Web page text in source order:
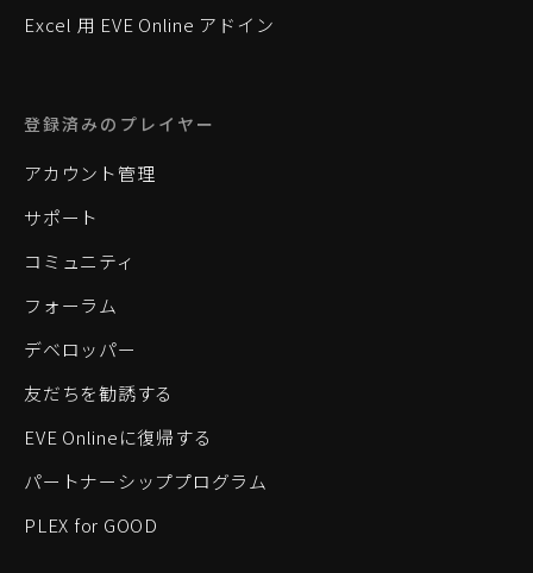
Excel 用 EVE Online アドイン
登録済みのプレイヤー
アカウント管理
サポート
コミュニティ
フォーラム
デベロッパー
友だちを勧誘する
EVE Onlineに復帰する
パートナーシッププログラム
PLEX for GOOD